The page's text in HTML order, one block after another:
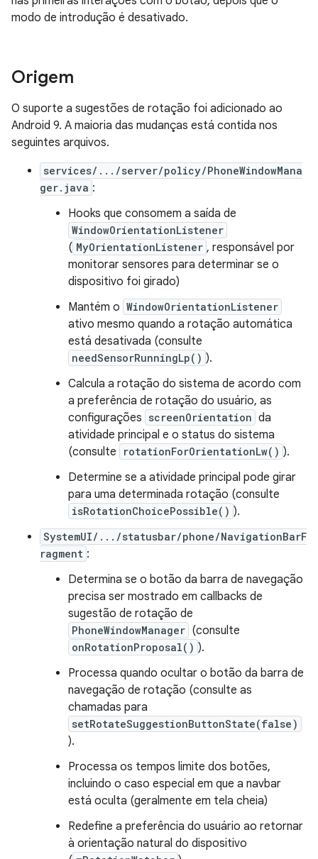
modo de introdução é desativado.
Origem
O suporte a sugestões de rotação foi adicionado ao
Android 9. A maioria das mudanças está contida nos
seguintes arquivos.
services/.../server/policy/PhoneWindowMana
ger.java :
Hooks que consomem a saída de
WindowOrientationListener
( MyOrientationListener , responsável por
monitorar sensores para determinar se o
dispositivo foi girado)
Mantém o WindowOrientationListener
ativo mesmo quando a rotação automática
está desativada (consulte
needSensorRunningLp() ).
Calcula a rotação do sistema de acordo com
a preferência de rotação do usuário, as
configurações screenOrientation da
atividade principal e o status do sistema
(consulte
rotationForOrientationLw() ).
Determine se a atividade principal pode girar
para uma determinada rotação (consulte
isRotationChoicePossible() ).
SystemUI/.../statusbar/phone/NavigationBarF
ragment :
Determina se o botão da barra de navegação
precisa ser mostrado em callbacks de
sugestão de rotação de
PhoneWindowManager (consulte
onRotationProposal() ).
Processa quando ocultar o botão da barra de
navegação de rotação (consulte as
chamadas para
setRotateSuggestionButtonState(false)
).
Processa os tempos limite dos botões,
incluindo o caso especial em que a navbar
está oculta (geralmente em tela cheia)
Redefine a preferência do usuário ao retornar
à orientação natural do dispositivo